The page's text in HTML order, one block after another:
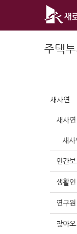
주택
새사연
새사연
새사
연간보
생활
연구
찾아